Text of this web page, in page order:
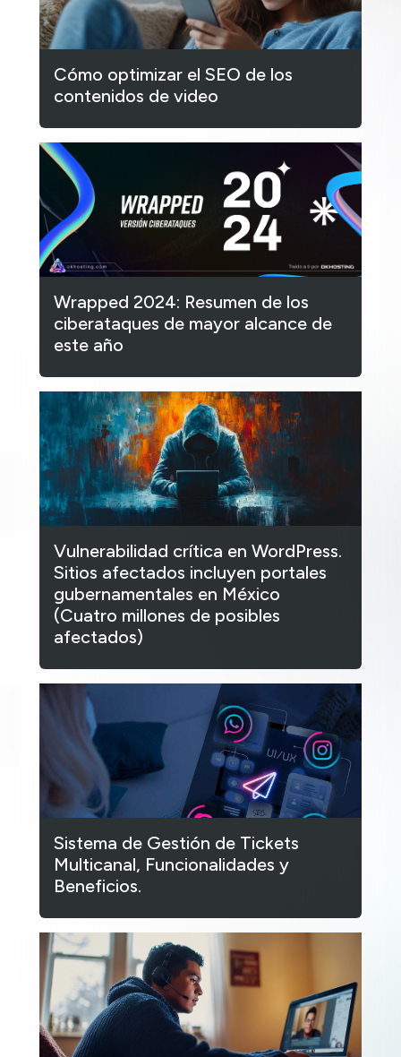
Cómo optimizar el SEO de los
contenidos de video
Wrapped 2024: Resumen de los
ciberataques de mayor alcance de
este año
Vulnerabilidad crítica en WordPress.
Sitios afectados incluyen portales
gubernamentales en México
(Cuatro millones de posibles
afectados)
Sistema de Gestión de Tickets
Multicanal, Funcionalidades y
Beneficios.